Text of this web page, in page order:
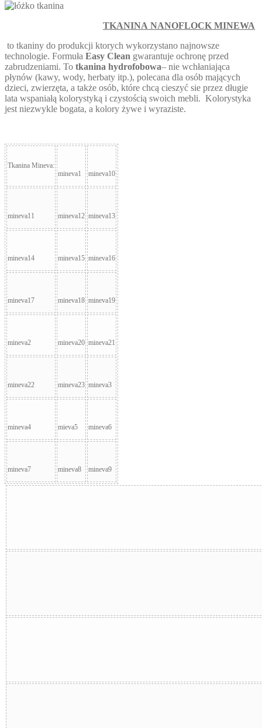
TKANINA NANOFLOCK MINEWA
to tkaniny do produkcji ktorych wykorzystano najnowsze
technologie. Formuła Easy Clean gwarantuje ochronę przed
zabrudzeniami. To tkanina hydrofobowa– nie wchłaniająca
płynów (kawy, wody, herbaty itp.), polecana dla osób mających
dzieci, zwierzęta, a także osób, które chcą cieszyć sie przez długie
lata wspaniałą kolorystyką i czystością swoich mebli. Kolorystyka
jest niezwykle bogata, a kolory żywe i wyraziste.
Tkanina Mineva:
mineva1
mineva10
mineva11 mineva12 mineva13
mineva14 mineva15 mineva16
mineva17 mineva18 mineva19
mineva2 mineva20 mineva21
mineva22 mineva23 mineva3
mineva4 mieva5 mineva6
mineva7 mineva8 mineva9